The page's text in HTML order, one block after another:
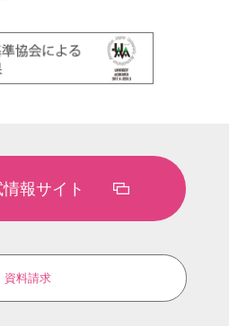
情報サイト
資料請求